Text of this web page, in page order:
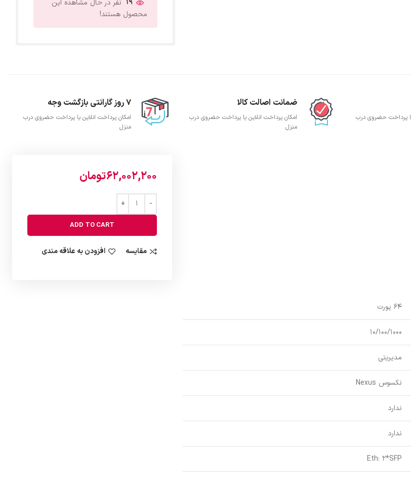
نفر در حال مشاهده این
محصول هستند!
یا پرداخت حضروی درب
ضمانت اصالت کالا
امکان پرداخت انلاین یا پرداخت حضروی درب
منزل
7 روز گارانتی بازگشت وجه
امکان پرداخت انلاین یا پرداخت حضروی درب
منزل
64 پورت
10/100/1000
مدیریتی
نکسوس Nexus
ندارد
ندارد
Eth: 2*SFP
62,002,200تومان
ADD TO CART
مقایسه افزودن به علاقه مندی